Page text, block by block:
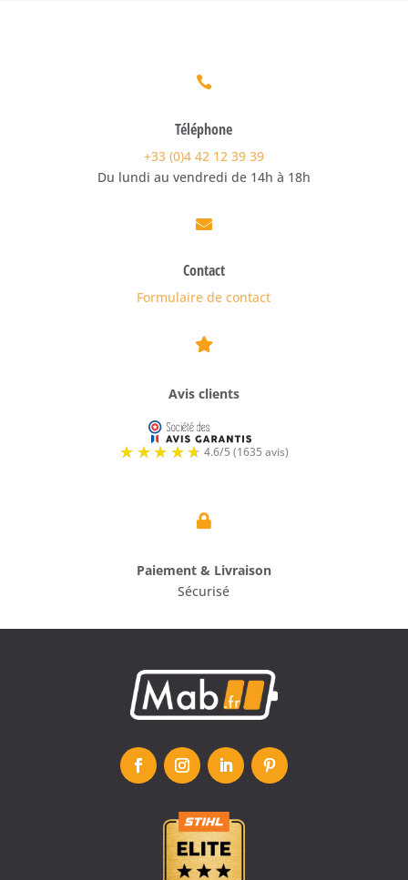

Téléphone
+33 (0)4 42 12 39 39
Du lundi au vendredi de 14h à 18h

Contact
Formulaire de contact

Avis clients

Paiement & Livraison
Sécurisé